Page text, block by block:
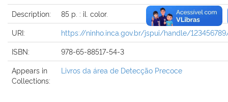
Description:
85 p. : il. color.
URI:
https://ninho.inca.gov.br/jspui/handle/
ISBN:
978-65-88517-54-3
Appears in
Collections:
Livros da área de Detecção Precoce